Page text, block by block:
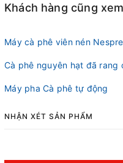
Khách hàng cũng
Máy cà phê viên nén
Cà phê nguyên hạt đã rang
Máy pha Cà phê tự động
NHẬN XÉT SẢN PHẨM